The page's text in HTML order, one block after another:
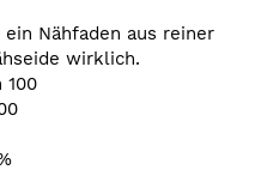
Nähfaden aus reiner
wirklich.
100